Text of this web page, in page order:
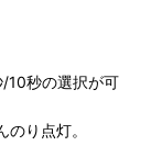
10秒の選択が可
り点灯。